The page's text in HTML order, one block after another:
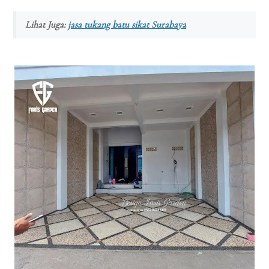
Lihat Juga: jasa tukang batu sikat Surabaya